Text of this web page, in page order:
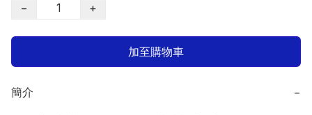
−
+
加至購物車
簡介 −